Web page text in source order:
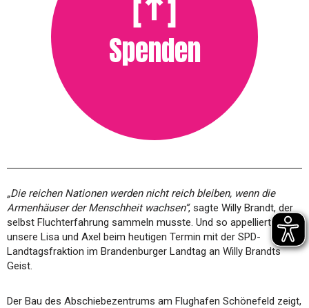
Spenden
„Die reichen Nationen werden nicht reich bleiben, wenn die
Armenhäuser der Menschheit wachsen“, sagte Willy Brandt, der
selbst Fluchterfahrung sammeln musste. Und so appellierten
unsere Lisa und Axel beim heutigen Termin mit der SPD-
Landtagsfraktion im Brandenburger Landtag an Willy Brandts
Geist.
Der Bau des Abschiebezentrums am Flughafen Schönefeld zeigt,